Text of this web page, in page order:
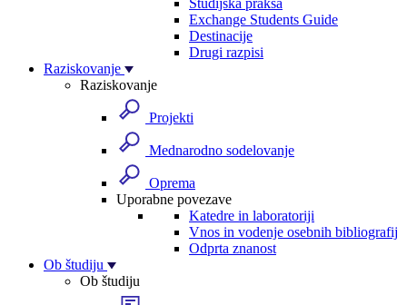
Študijska praksa
Exchange Students Guide
Destinacije
Drugi razpisi
Raziskovanje
Raziskovanje
Projekti
Mednarodno sodelovanje
Oprema
Uporabne povezave
Katedre in laboratoriji
Vnos in vodenje osebnih bibliografij
Odprta znanost
Ob študiju
Ob študiju